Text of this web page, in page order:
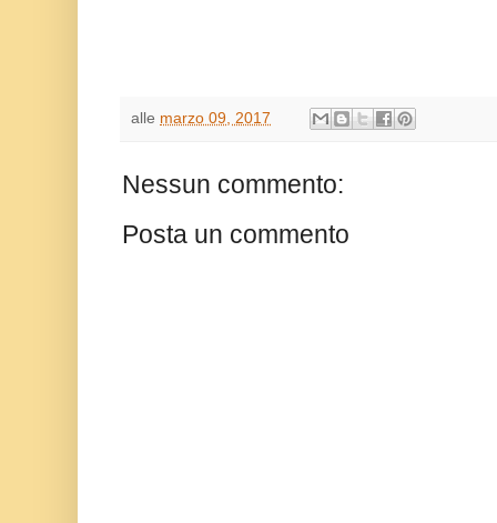
alle marzo 09, 2017
Nessun commento:
Posta un commento